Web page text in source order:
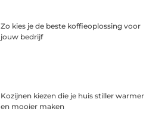
Zo kies je de beste koffieoplossing voor
jouw bedrijf
Kozijnen kiezen die je huis stiller warmer
en mooier maken